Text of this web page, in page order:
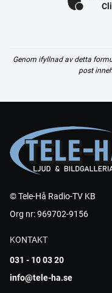
Genom ifyllnad av detta
post
© Tele-Hå Radio-TV KB
Org nr: 969702-9156
KONTAKT
031 - 10 03 20
info@tele-ha.se